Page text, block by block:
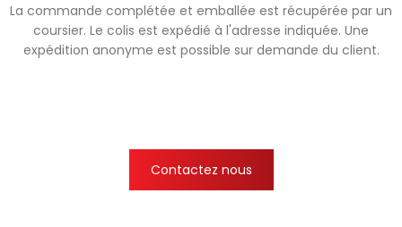
La commande complétée et emballée est récupérée par un
coursier. Le colis est expédié à l'adresse indiquée. Une
expédition anonyme est possible sur demande du client.
Contactez nous